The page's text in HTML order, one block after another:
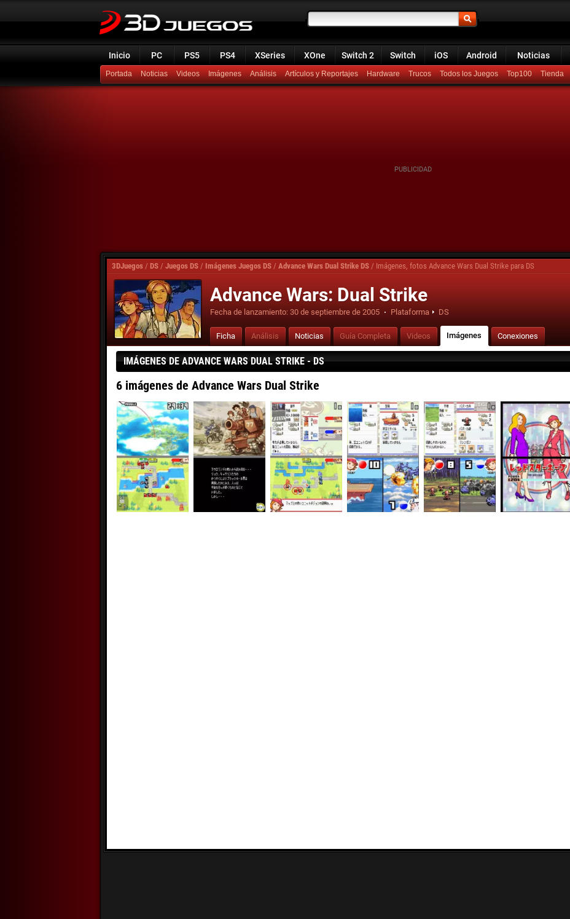
Inicio PC PS5 PS4 XSeries XOne Switch 2 Switch iOS Android Noticias
Portada Noticias Videos Imágenes Análisis Artículos y Reportajes Hardware Trucos Todos los Juegos Top100
3DJuegos / DS / Juegos DS / Imágenes Juegos DS / Advance Wars Dual Strike DS / Imágenes, fotos Advance Wars Dual Strike para DS
Advance Wars: Dual Strike
Fecha de lanzamiento: 30 de septiembre de 2005 · Plataforma DS
Ficha Análisis Noticias Guía Completa Videos Imágenes Conexiones
IMÁGENES DE ADVANCE WARS DUAL STRIKE - DS
6 imágenes de Advance Wars Dual Strike